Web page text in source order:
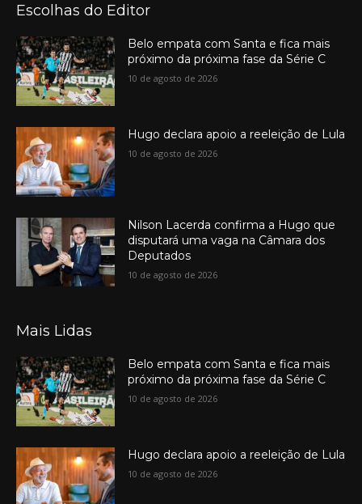
Escolhas do Editor
Belo empata com Santa e fica mais
próximo da próxima fase da Série C
10 de agosto de 2026
Hugo declara apoio a reeleição de Lula
10 de agosto de 2026
Nilson Lacerda confirma a Hugo que
disputará uma vaga na Câmara dos
Deputados
10 de agosto de 2026
Mais Lidas
Belo empata com Santa e fica mais
próximo da próxima fase da Série C
10 de agosto de 2026
Hugo declara apoio a reeleição de Lula
10 de agosto de 2026